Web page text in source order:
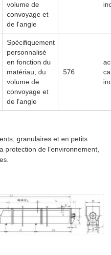
volume de
convoyage et
de l'angle
Spécifiquement
personnalisé
en fonction du
matériau, du
volume de
convoyage et
de l'angle
576
granulaires et en petits
protection de l'environnement,